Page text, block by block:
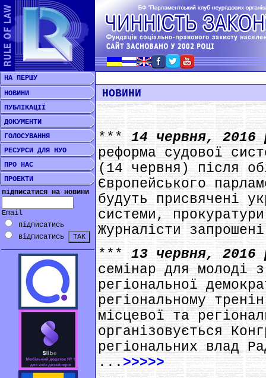
НА ПЕРШУ
НОВИНИ
ПУБЛІКАЦІЇ
ДОКУМЕНТИ
ГОЛОСУВАННЯ
РЕСУРСИ ДЛЯ НУО
ПРО НАС
ПРОЕКТИ
підписатися на новини
Email
підписатись
відписатись
НОВИНИ
***14 червня,
реформа судової
(14 червня) після
Європейського
будуть присвячені
системи,
Журналісти
***13 червня,
семінар для молоді
регіональної
регіональному
місцевої та
організовується
регіональних влад
...>>>>>